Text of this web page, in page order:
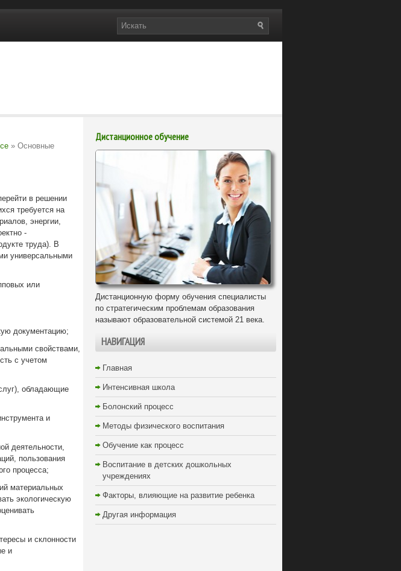
» Основные
в решении
требуется на
энергии,
-
труда). В
универсальными
или
документацию;
свойствами,
с учетом
обладающие
и
деятельности,
пользования
процесса;
материальных
экологическую
и склонности
и
Дистанционное обучение
Дистанционную форму обучения специалисты
по стратегическим проблемам образования
называют образовательной системой 21 века.
НАВИГАЦИЯ
Главная
Интенсивная школа
Болонский процесс
Методы физического воспитания
Обучение как процесс
Воспитание в детских дошкольных
учреждениях
Факторы, влияющие на развитие ребенка
Другая информация